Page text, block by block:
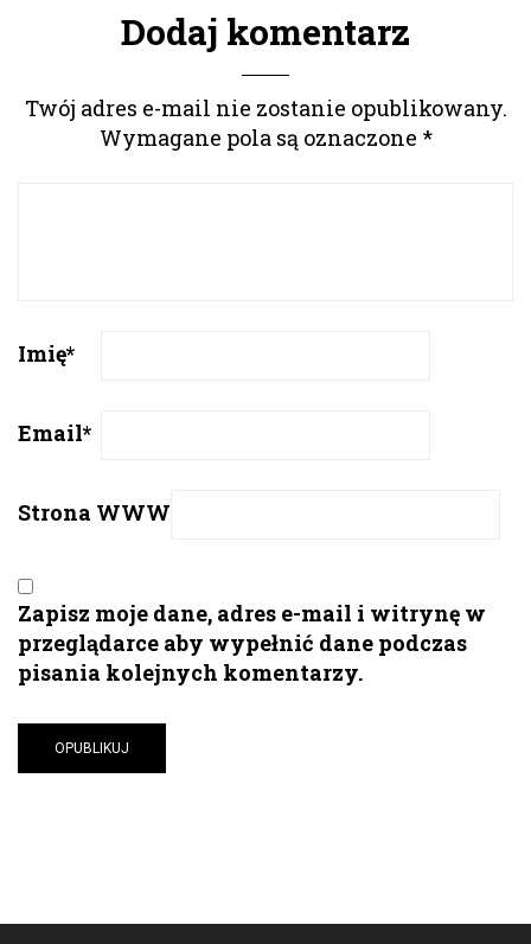
Dodaj komentarz
Twój adres e-mail nie zostanie opublikowany.
Wymagane pola są oznaczone *
Imię*
Email*
Strona WWW
Zapisz moje dane, adres e-mail i witrynę w
przeglądarce aby wypełnić dane podczas
pisania kolejnych komentarzy.